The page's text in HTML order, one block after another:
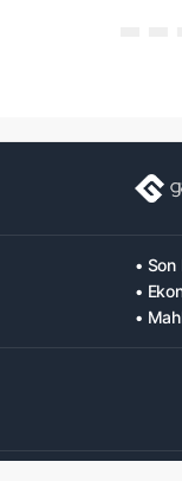
•
•
•